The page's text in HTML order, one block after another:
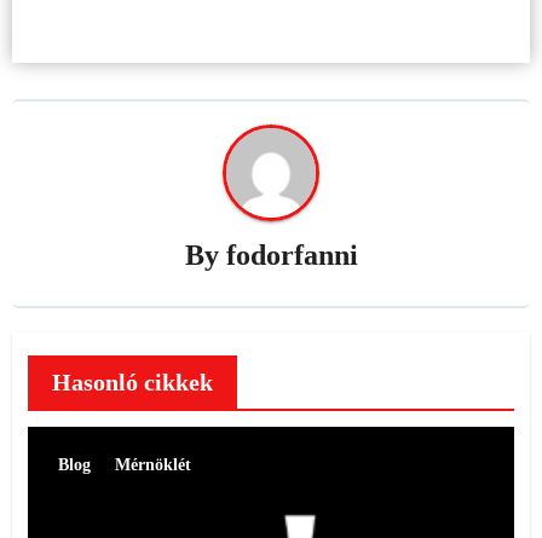
By fodorfanni
Hasonló cikkek
Blog Mérnöklét